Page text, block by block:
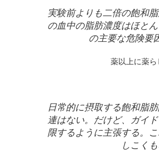
実験前よりも二倍の飽和
の血中の脂肪濃度はほと
の主要な危険要
薬以上に薬ら
日常的に摂取する飽和脂
連はない。だけど、ガイ
限するように主張する。
しこくも